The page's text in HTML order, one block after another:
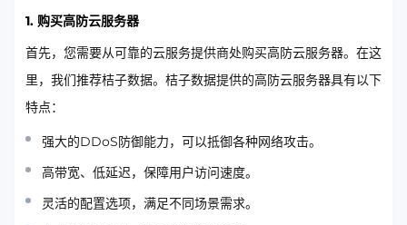
1. 购买高防云服务器
首先，您需要从可靠的云服务提供商处购买高防云服务器。在这
里，我们推荐桔子数据。桔子数据提供的高防云服务器具有以下
特点：
强大的DDoS防御能力，可以抵御各种网络攻击。
高带宽、低延迟，保障用户访问速度。
灵活的配置选项，满足不同场景需求。